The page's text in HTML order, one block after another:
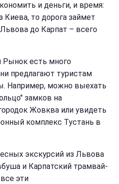
и деньги, и время:
Киева, то дорога займет
до Карпат – всего
Рынок есть много
предлагают туристам
Например, можно выехать
замков на
Жовква или увидеть
комплекс Тустань в
экскурсий из Львова
и Карпатский трамвай-
эти